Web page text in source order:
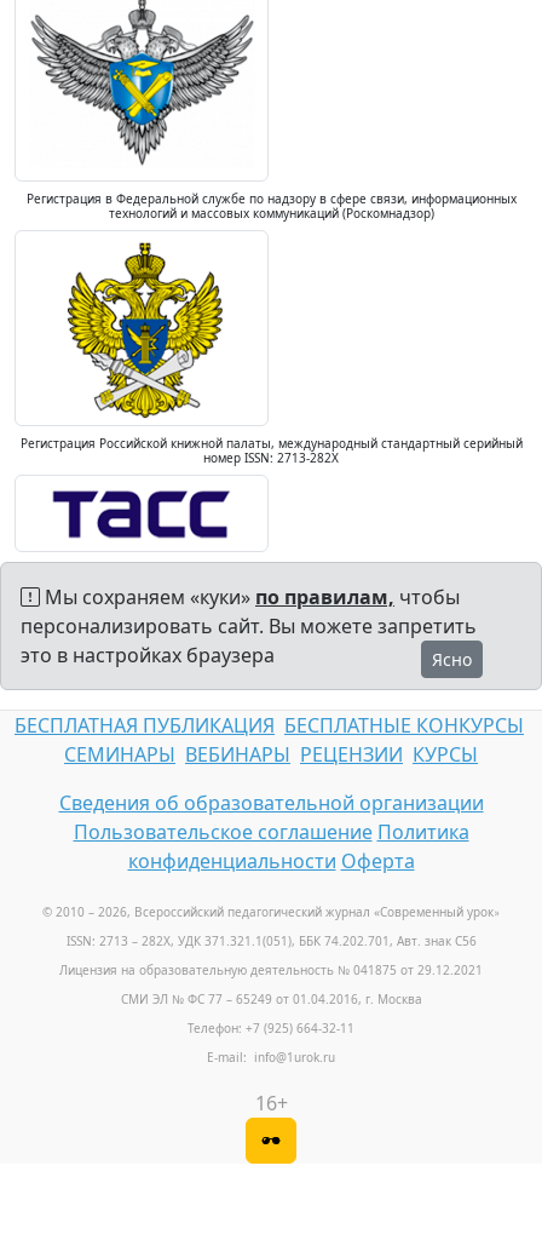
Регистрация в Федеральной службе по надзору в сфере связи, информационных
технологий и массовых коммуникаций (Роскомнадзор)
Регистрация Российской книжной палаты, международный стандартный серийный
номер ISSN: 2713-282X
Мы сохраняем «куки» по правилам, чтобы
персонализировать сайт. Вы можете запретить
это в настройках браузера
Ясно
БЕСПЛАТНАЯ ПУБЛИКАЦИЯ БЕСПЛАТНЫЕ КОНКУРСЫ
СЕМИНАРЫ ВЕБИНАРЫ РЕЦЕНЗИИ КУРСЫ
Сведения об образовательной организации
Пользовательское соглашение Политика
конфиденциальности Оферта
© 2010 – 2026, Всероссийский педагогический журнал «Современный урок»
ISSN: 2713 – 282X, УДК 371.321.1(051), ББК 74.202.701, Авт. знак С56
Лицензия на образовательную деятельность № 041875 от 29.12.2021
СМИ ЭЛ № ФС 77 – 65249 от 01.04.2016, г. Москва
Телефон: +7 (925) 664-32-11
E-mail: info@1urok.ru
16+